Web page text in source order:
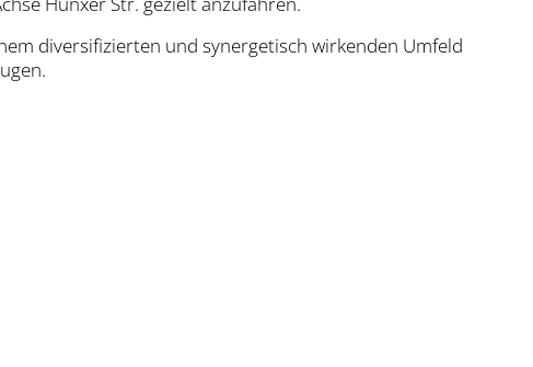
diver­si­fi­zier­ten und syn­er­ge­tisch wir­ken­den Umfeld